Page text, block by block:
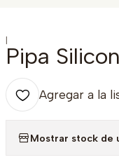
|
Pipa
Agregar a la
Mostrar stock de